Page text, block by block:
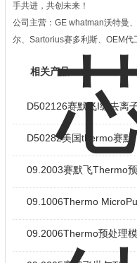
手共进，共创未来！
公司主营：GE whatman沃特曼
尔、Sartorius赛多利斯、OEM
相关产品
D502126赛默飞I级去离
D50282美国thermo赛默
09.2003赛默飞Thermo
09.1006Thermo
09.2006Thermo预处理